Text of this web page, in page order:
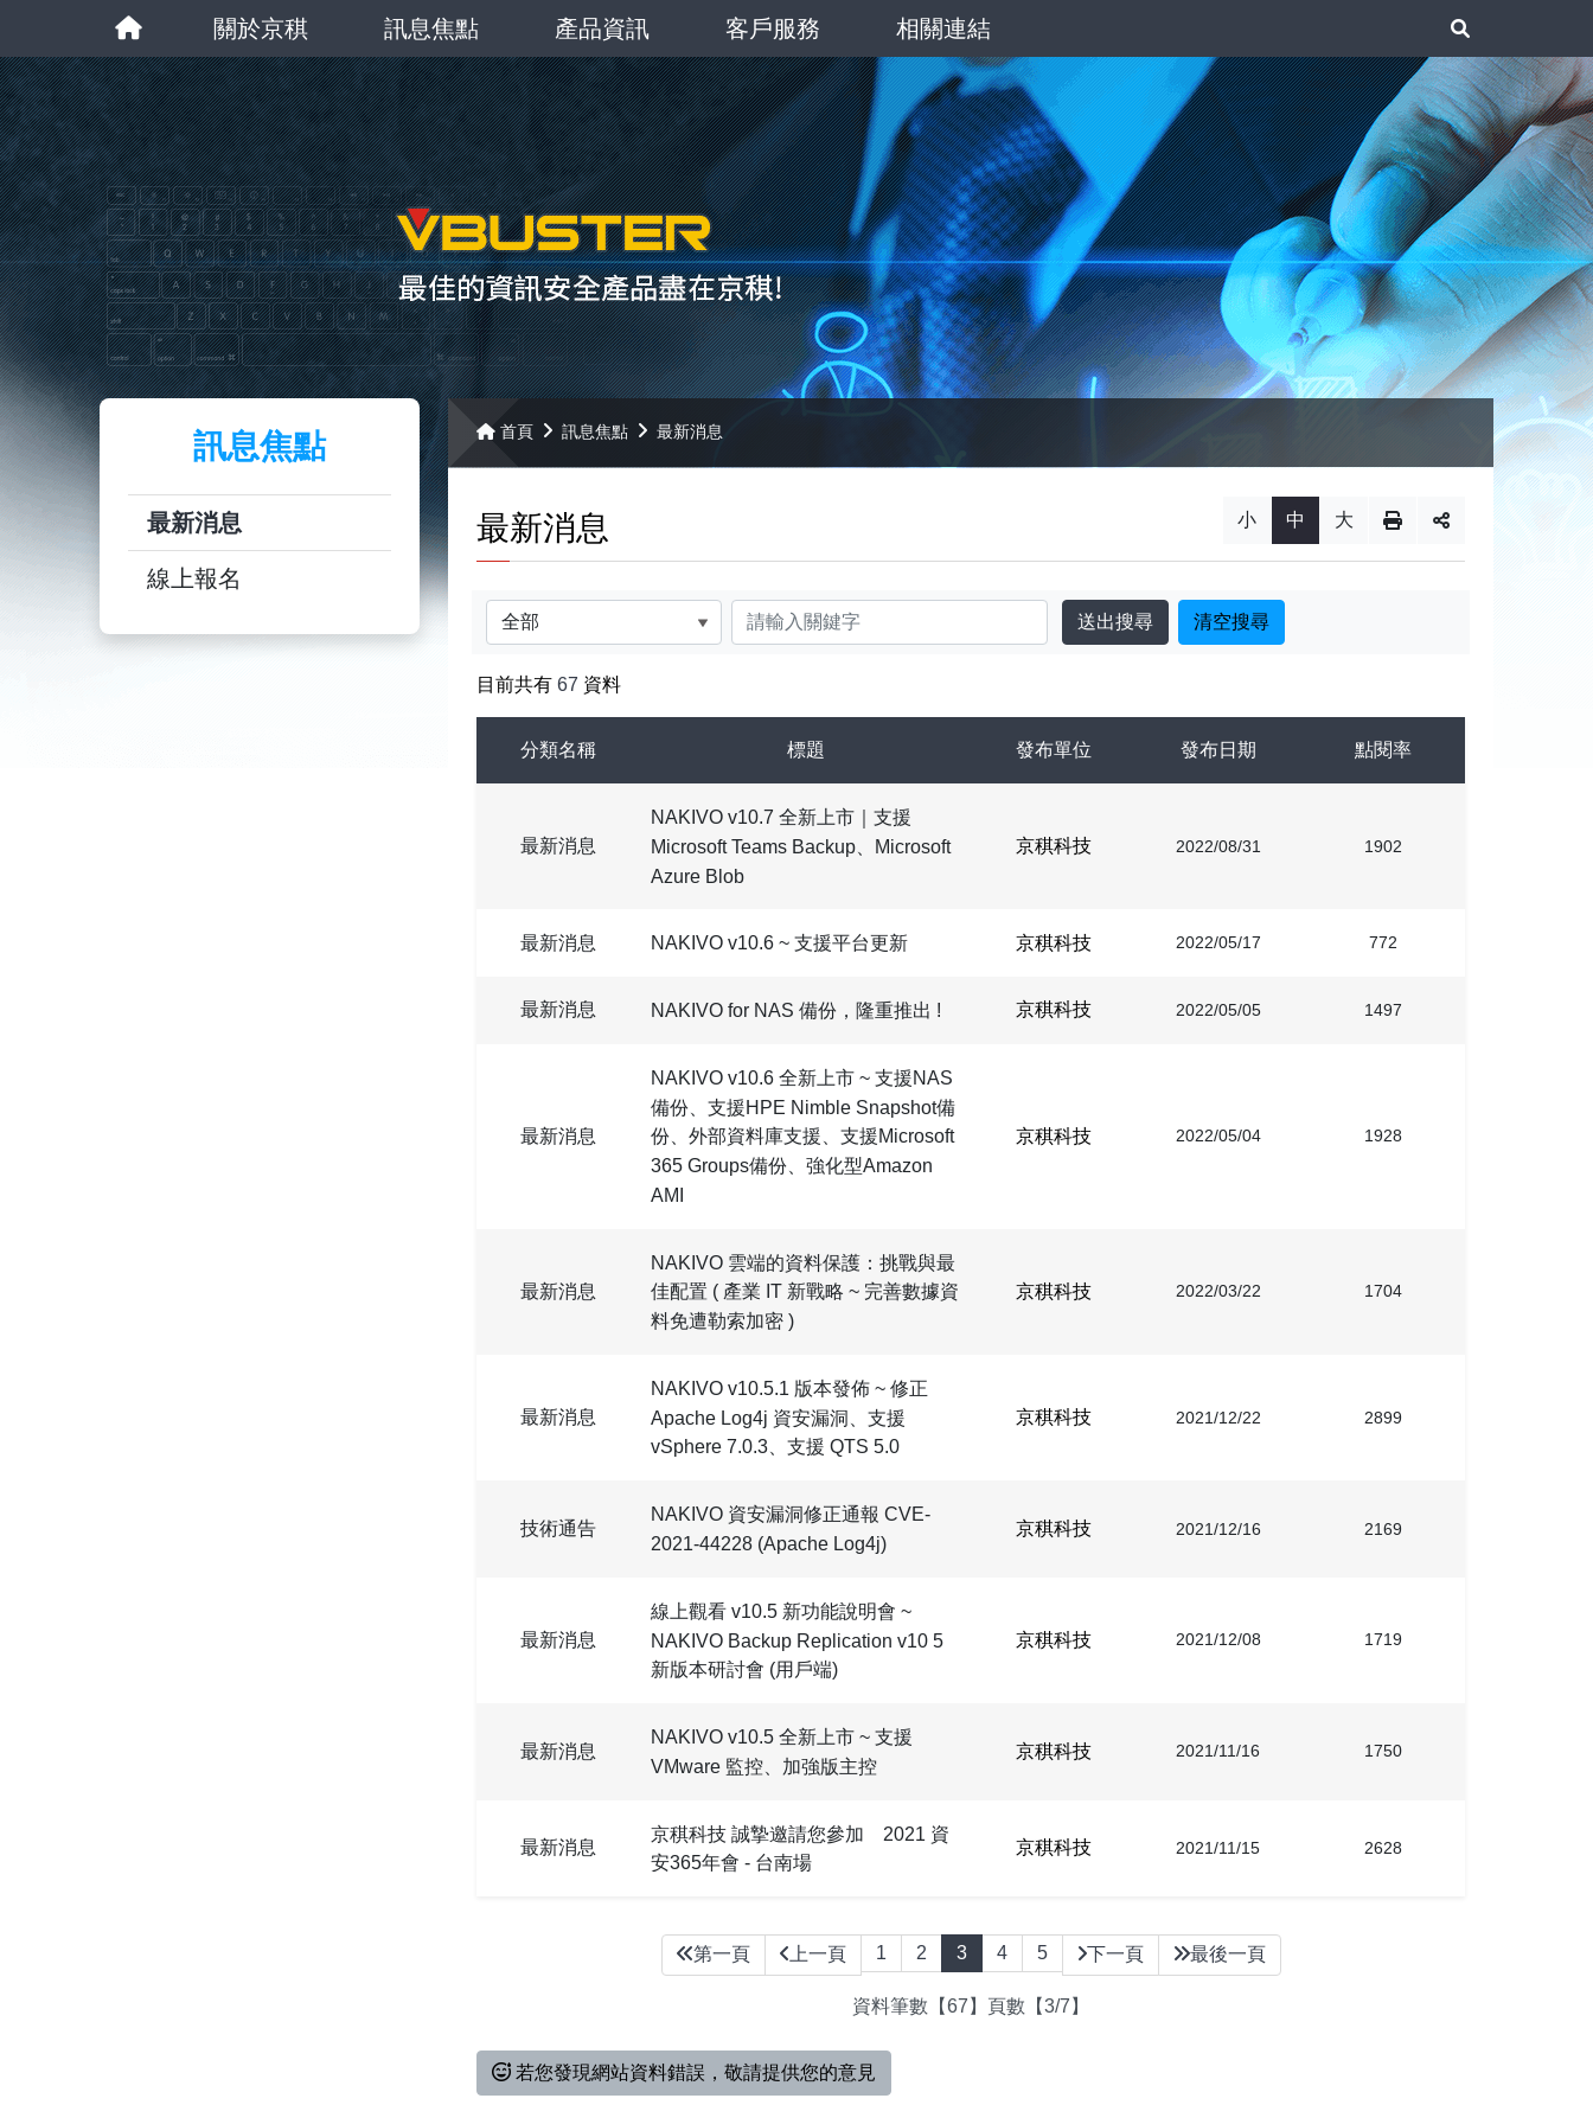
開
搜
尋
關於京稘 訊息焦點 產品資訊 客戶服務 相關連結
訊息焦點
最新消息
線上報名
首頁 訊息焦點 最新消息
小 中 大
最新消息
分類 關鍵字
目前共有 67 資料
分類名稱 標題 發布單位 發布日期 點閱率
最新消息
NAKIVO v10.7 全新上市｜支援
Microsoft Teams Backup、Microsoft
Azure Blob
京稘科技 2022/08/31 1902
最新消息 NAKIVO v10.6 ~ 支援平台更新 京稘科技 2022/05/17 772
最新消息 NAKIVO for NAS 備份，隆重推出 ! 京稘科技 2022/05/05 1497
最新消息
NAKIVO v10.6 全新上市 ~ 支援NAS
備份、支援HPE Nimble Snapshot備
份、外部資料庫支援、支援Microsoft
365 Groups備份、強化型Amazon
AMI
京稘科技 2022/05/04 1928
最新消息
NAKIVO 雲端的資料保護：挑戰與最
佳配置 ( 產業 IT 新戰略 ~ 完善數據資
料免遭勒索加密 )
京稘科技 2022/03/22 1704
最新消息
NAKIVO v10.5.1 版本發佈 ~ 修正
Apache Log4j 資安漏洞、支援
vSphere 7.0.3、支援 QTS 5.0
京稘科技 2021/12/22 2899
技術通告
NAKIVO 資安漏洞修正通報 CVE-
2021-44228 (Apache Log4j)
京稘科技 2021/12/16 2169
最新消息
線上觀看 v10.5 新功能說明會 ~
NAKIVO Backup Replication v10 5
新版本研討會 (用戶端)
京稘科技 2021/12/08 1719
最新消息
NAKIVO v10.5 全新上市 ~ 支援
VMware 監控、加強版主控
京稘科技 2021/11/16 1750
最新消息
京稘科技 誠摯邀請您參加 2021 資
安365年會 - 台南場
京稘科技 2021/11/15 2628
第一頁 上一頁 1 2 3 4 5 下一頁 最後一頁
資料筆數【67】頁數【3/7】
若您發現網站資料錯誤，敬請提供您的意見